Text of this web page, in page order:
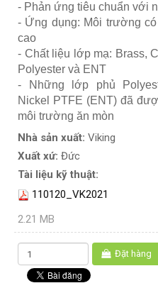
- Phản ứng tiêu chuẩn với
- Ứng dụng: Môi trường
cao
- Chất liệu lớp mạ: Brass,
Polyester và ENT
- Những lớp phủ
Nickel PTFE (ENT) đã
môi trường ăn mòn
Nhà sản xuất: Viking
Xuất xứ: Đức
Tài liệu kỹ thuật:
110120_VK2021
2.21 MB
Đặt hàng